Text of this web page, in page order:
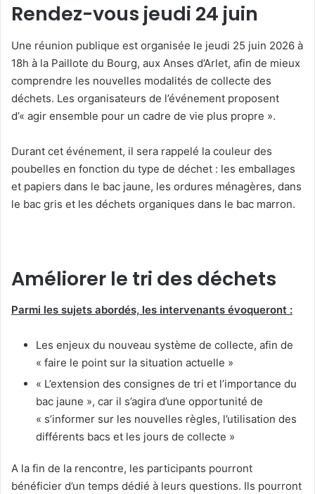
Rendez-vous jeudi 24 juin
Une réunion publique est organisée le jeudi 25 juin 2026 à
18h à la Paillote du Bourg, aux Anses d’Arlet, afin de mieux
comprendre les nouvelles modalités de collecte des
déchets. Les organisateurs de l’événement proposent
d’« agir ensemble pour un cadre de vie plus propre ».
Durant cet événement, il sera rappelé la couleur des
poubelles en fonction du type de déchet : les emballages
et papiers dans le bac jaune, les ordures ménagères, dans
le bac gris et les déchets organiques dans le bac marron.
Améliorer le tri des déchets
Parmi les sujets abordés, les intervenants évoqueront :
Les enjeux du nouveau système de collecte, afin de
« faire le point sur la situation actuelle »
« L’extension des consignes de tri et l’importance du
bac jaune », car il s’agira d’une opportunité de
« s’informer sur les nouvelles règles, l’utilisation des
différents bacs et les jours de collecte »
A la fin de la rencontre, les participants pourront
bénéficier d’un temps dédié à leurs questions. Ils pourront